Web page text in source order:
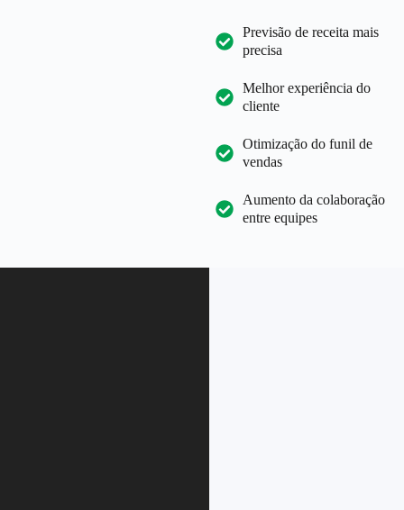
Previsão de receita mais
precisa
Melhor experiência do
cliente
Otimização do funil de
vendas
Aumento da colaboração
entre equipes